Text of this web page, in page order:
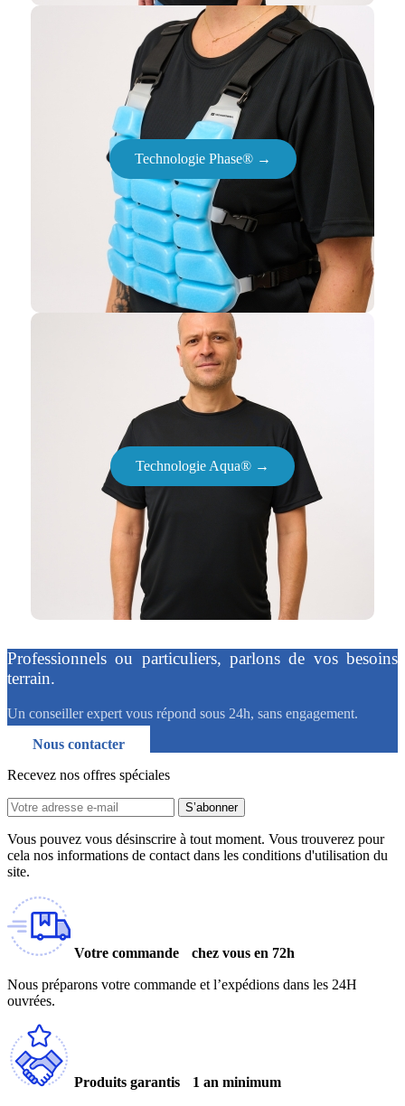
Technologie Phase® →
Technologie Aqua® →
Professionnels ou particuliers, parlons de vos besoins
terrain.
Un conseiller expert vous répond sous 24h, sans engagement.
Nous contacter
Recevez nos offres spéciales
S’abonner
Vous pouvez vous désinscrire à tout moment. Vous trouverez pour
cela nos informations de contact dans les conditions d'utilisation du
site.
Votre commande chez vous en 72h
Nous préparons votre commande et l’expédions dans les 24H
ouvrées.
Produits garantis 1 an minimum